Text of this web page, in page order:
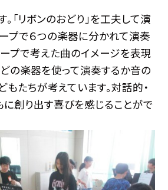
「リボンのおどり」を工夫して演
ープで６つの楽器に分かれて演奏
ープで考えた曲のイメージを表現
どの楽器を使って演奏するか音の
たちが考えています。対話的・
に創り出す喜びを感じることがで